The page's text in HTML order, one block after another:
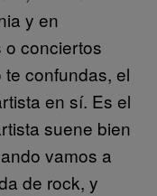
y en
conciertos
confundas, el
en sí. Es el
suene bien
vamos a
de rock, y